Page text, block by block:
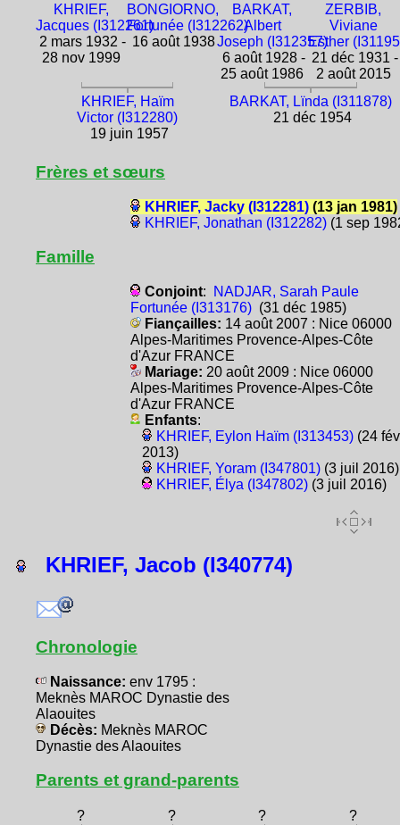
KHRIEF,
Jacques (I312261)
2 mars 1932 -
28 nov 1999
BONGIORNO,
Fortunée (I312262)
16 août 1938
BARKAT,
Albert
Joseph (I312357)
6 août 1928 -
25 août 1986
ZERBIB,
Viviane
Esther
21 déc 1931 -
2 août 2015
KHRIEF, Haïm
Victor (I312280)
19 juin 1957
BARKAT, Lïnda (I311878)
21 déc 1954
Frères et sœurs
KHRIEF, Jacky (I312281)(13 jan 1981)
KHRIEF, Jonathan (I312282)(1 sep
Famille
Conjoint:
NADJAR, Sarah Paule
Fortunée (I313176)(31 déc 1985)
Fiançailles: 14 août 2007 : Nice 06000
Alpes-Maritimes Provence-Alpes-Côte
d'Azur FRANCE
Mariage: 20 août 2009 : Nice 06000
Alpes-Maritimes Provence-Alpes-Côte
d'Azur FRANCE
Enfants:
KHRIEF, Eylon Haïm (I313453)(24 fév
2013)
KHRIEF, Yoram (I347801)(3 juil 2016)
KHRIEF, Élya (I347802)(3 juil 2016)
KHRIEF, Jacob (I340774)
Chronologie
Naissance: env 1795 :
Meknès MAROC Dynastie des
Alaouites
Décès: Meknès MAROC
Dynastie des Alaouites
Parents et grand-parents
? ? ?
?